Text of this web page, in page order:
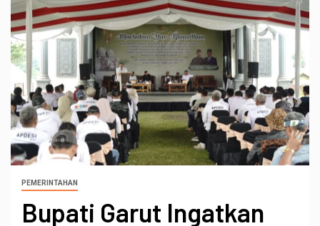
PEMERINTAHAN
Bupati Garut Ingatkan